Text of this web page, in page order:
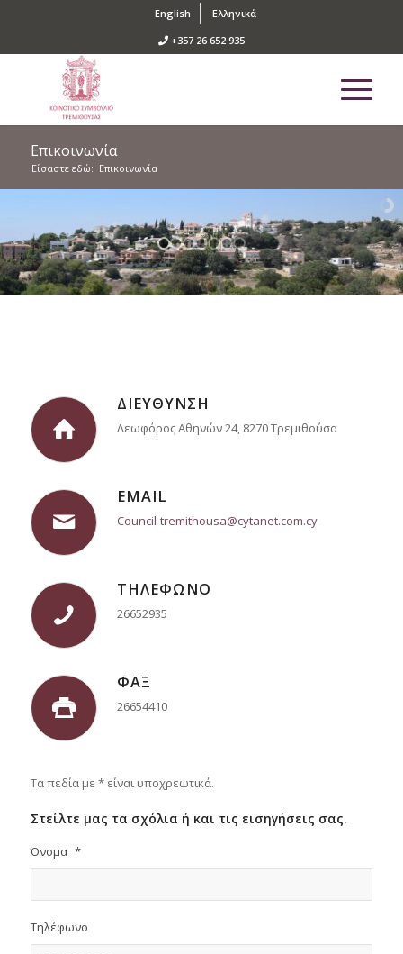
English
Ελληνικά
+357 26 652 935
Επικοινωνία
Είσαστε εδώ: Επικοινωνία
ΔΙΕΥΘΥΝΣΗ
Λεωφόρος Αθηνών 24, 8270 Τρεμιθούσα
EMAIL
Council-tremithousa@cytanet.com.cy
ΤΗΛΕΦΩΝΟ
26652935
ΦΑΞ
26654410
Τα πεδία με * είναι υποχρεωτικά.
Στείλτε μας τα σχόλια ή και τις εισηγήσεις σας.
Όνομα *
Τηλέφωνο